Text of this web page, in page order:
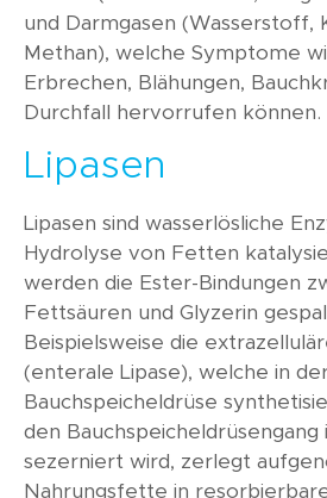
und Darmgasen (Wasserstoff,
Methan), welche Symptome
Erbrechen, Blähungen,
Durchfall hervorrufen können.
Lipasen
Lipasen sind wasserlösliche
Hydrolyse von Fetten
werden die Ester-Bindungen
Fettsäuren und Glyzerin
Beispielsweise die
(enterale Lipase), welche in
Bauchspeicheldrüse
den Bauchspeicheldrüsengang
sezerniert wird, zerlegt
Nahrungsfette in